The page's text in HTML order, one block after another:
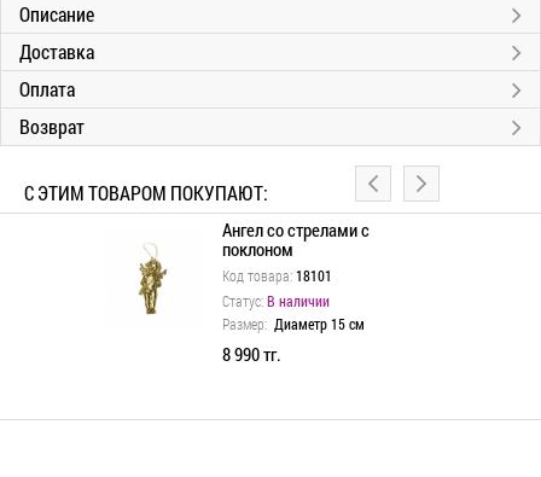
Описание
Доставка
Оплата
Возврат
С ЭТИМ ТОВАРОМ ПОКУПАЮТ:
Ангел со стрелами с
поклоном
Код товара:18101
Статус:В наличии
Размер: Диаметр 15 см
8 990 тг.